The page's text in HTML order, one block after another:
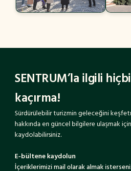
SENTRUM’la ilgili
kaçırma!
Sürdürülebilir turizmin geleceğini
hakkında en güncel bilgilere ulaşmak
kaydolabilirsiniz.
E-bültene kaydolun
İçeriklerimizi mail olarak almak